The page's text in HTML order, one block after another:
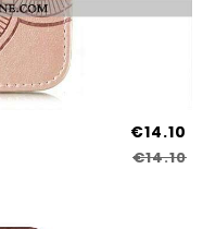
€14.10
€14.10